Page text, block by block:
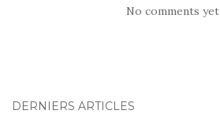
No comments yet
DERNIERS ARTICLES